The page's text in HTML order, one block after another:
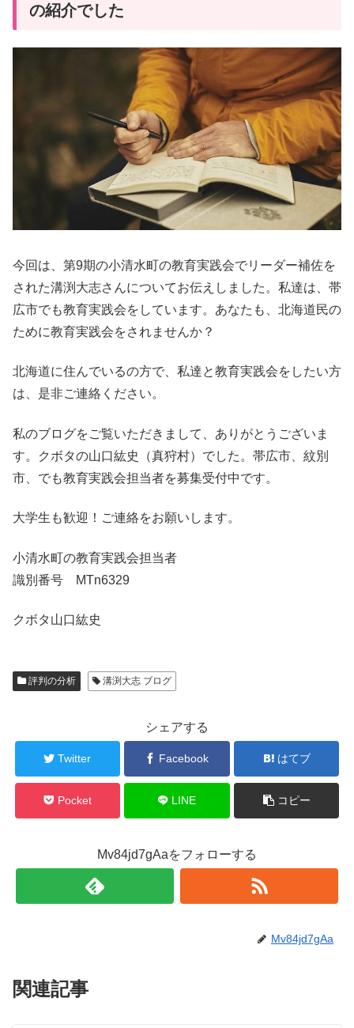
の紹介でした
今回は、第9期の小清水町の教育実践会でリーダー補佐を
された溝渕大志さんについてお伝えしました。私達は、帯
広市でも教育実践会をしています。あなたも、北海道民の
ために教育実践会をされませんか？
北海道に住んでいるの方で、私達と教育実践会をしたい方
は、是非ご連絡ください。
私のブログをご覧いただきまして、ありがとうございま
す。クボタの山口紘史（真狩村）でした。帯広市、紋別
市、でも教育実践会担当者を募集受付中です。
大学生も歓迎！ご連絡をお願いします。
小清水町の教育実践会担当者
識別番号 MTn6329
クボタ山口紘史
評判の分析 溝渕大志 ブログ
シェアする
Twitter Facebook はてブ
Pocket LINE コピー
Mv84jd7gAaをフォローする
Mv84jd7gAa
関連記事